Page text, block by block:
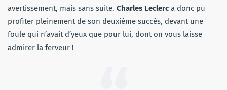
avertissement, mais sans suite. Charles Leclerc a donc pu
profiter pleinement de son deuxième succès, devant une
foule qui n’avait d’yeux que pour lui, dont on vous laisse
admirer la ferveur !